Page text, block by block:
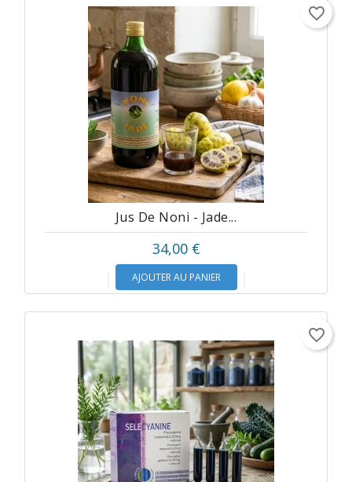
Jus De Noni - Jade...
34,00 €
AJOUTER AU PANIER
favorite_border
favorite_border